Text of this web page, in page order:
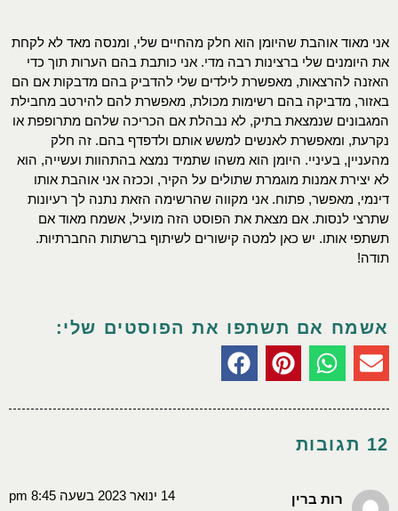
אני מאוד אוהבת שהיומן הוא חלק מהחיים שלי, ומנסה מאד לא לקחת
את היומנים שלי ברצינות רבה מדי. אני כותבת בהם הערות תוך כדי
האזנה להרצאות, מאפשרת לילדים שלי להדביק בהם מדבקות אם הם
באזור, מדביקה בהם רשימות מכולת, מאפשרת להם להירטב מחבילת
המגבונים שנמצאת בתיק, לא נבהלת אם הכריכה שלהם מתרופפת או
נקרעת, ומאפשרת לאנשים למשש אותם ולדפדף בהם. זה חלק
מהעניין, בעיניי. היומן הוא משהו שתמיד נמצא בהתהוות ועשייה, הוא
לא יצירת אמנות מוגמרת שתולים על הקיר, וככזה אני אוהבת אותו
דינמי, מאפשר, פתוח. אני מקווה שהרשימה הזאת נתנה לך רעיונות
שתרצי לנסות. אם מצאת את הפוסט הזה מועיל, אשמח מאוד אם
תשתפי אותו. יש כאן למטה קישורים לשיתוף ברשתות החברתיות.
תודה!
אשמח אם תשתפו את הפוסטים שלי:
12 תגובות
רות ברין 14 ינואר 2023 בשעה 8:45 pm